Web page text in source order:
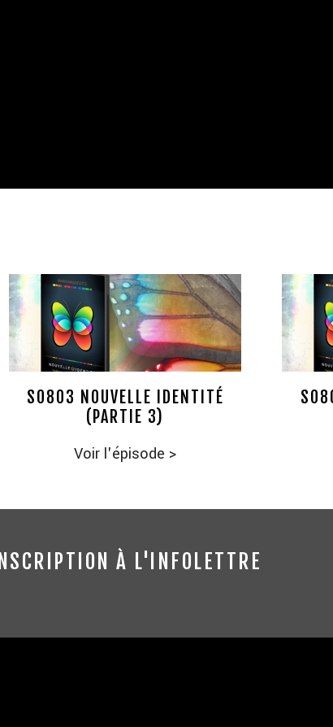
S0803 NOUVELLE IDENTITÉ
(PARTIE 3)
Voir l'épisode >
INSCRIPTION À L'INFOLETTRE